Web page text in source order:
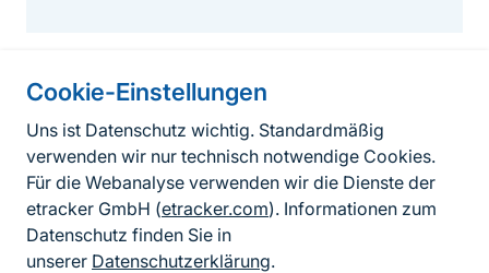
Cookie-Einstellungen
Uns ist Datenschutz wichtig. Standardmäßig
verwenden wir nur technisch notwendige Cookies.
Für die Webanalyse verwenden wir die Dienste der
etracker GmbH (etracker.com). Informationen zum
Datenschutz finden Sie in
unserer Datenschutzerklärung.
Informationen zur Seite
FußzeileKontakt zum BfN
Kontaktformular
Erklärung zur Barrierefreiheit